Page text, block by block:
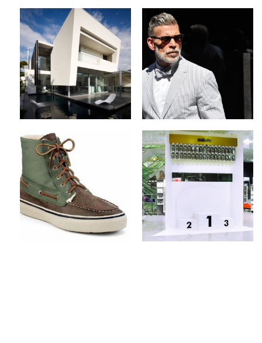
Steve Domoney
Architecture x Robinson
Road House in
Melbourne
by MEXon Aug 14, 2012
2 Kommentare
The Modern Man’s
Guide to Beards
byMEXonAug 13, 2012
1 Kommentar
Sperry Top-Sider x
Fall/Winter 2012
Collection
byMEX onAug 9, 2012
Sponsored Video x
Golden Gilette Fusion
ProGlide Campaign
byMEX
Keine Kommentare